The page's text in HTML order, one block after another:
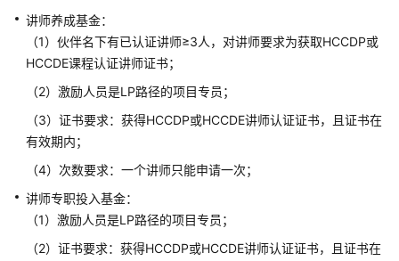
常
见
问
题
概
览
术
语
略
讲师养成基金：
（1）伙伴名下有已认证讲师≥3人，对讲师要求为获取HCCDP或
HCCDE课程认证讲师证书；
（2）激励人员是LP路径的项目专员；
（3）证书要求：获得HCCDP或HCCDE讲师认证证书，且证书在
有效期内；
（4）次数要求：一个讲师只能申请一次；
讲师专职投入基金：
（1）激励人员是LP路径的项目专员；
（2）证书要求：获得HCCDP或HCCDE讲师认证证书，且证书在